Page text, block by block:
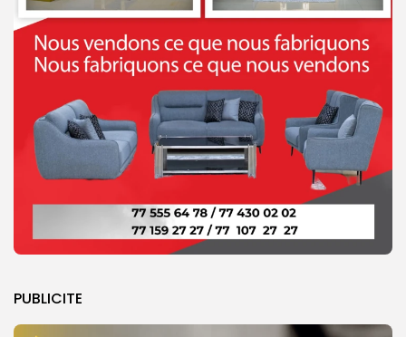
PUBLICITE